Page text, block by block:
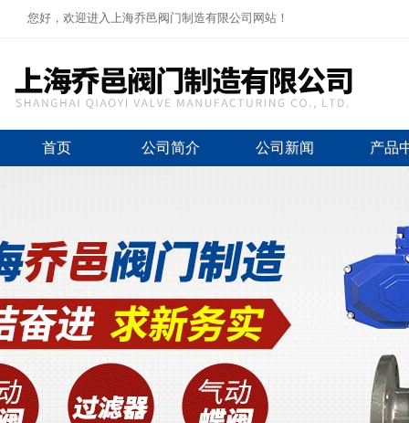
您好，欢迎进入上海乔邑阀门制造有限公司网站！
首页 公司简介 公司新闻 产品